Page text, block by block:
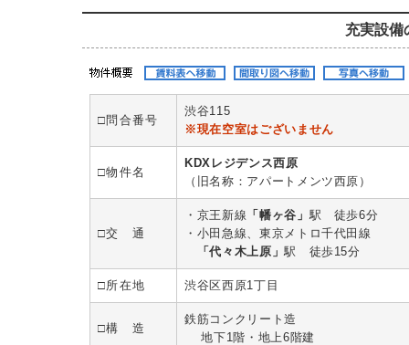
充実設備
□問合番号
渋谷115
※現在空室はございません
□物件名
KDXレジデンス西原
（旧名称：アパートメンツ西原）
□交 通
・京王新線 「幡ヶ谷」駅 徒歩6分
・小田急線、東京メトロ千代田線
「代々木上原」駅 徒歩15分
□所在地 渋谷区西原1丁目
□構 造
鉄筋コンクリート造
地下1階・地上6階建